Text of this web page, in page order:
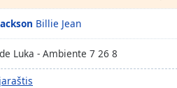
Billie Jean
Luka - Ambiente 7 26 8